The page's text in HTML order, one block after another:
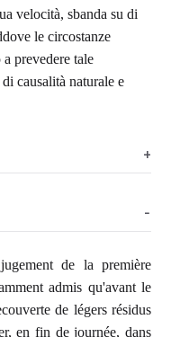
velocità, sbanda su di
le circostanze
prevedere tale
causalità naturale e
de la première
admis qu'avant le
de légers résidus
en fin de journée, dans